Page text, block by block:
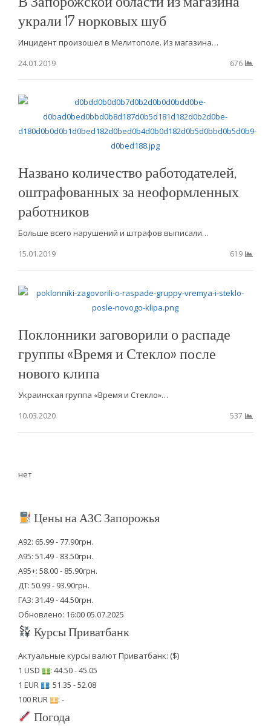
украли 17 норковых шуб
Инцидент произошел в Мелитополе. Из магазина…
24.01.2019
676
Названо количество работодателей,
оштрафованных за неоформленных
работников
Больше всего нарушений и штрафов выписали…
15.01.2019
619
Поклонники заговорили о распаде
группы «Время и Стекло» после
нового клипа
Украинская группа «Время и Стекло»…
10.03.2020
537
нет
Цены на АЗС Запорожья
А92: 65.99 - 77.90грн.
А95: 51.49 - 83.50грн.
А95+: 58.00 - 85.90грн.
ДТ: 50.99 - 93.90грн.
ГАЗ: 31.49 - 44.50грн.
Обновлено: 16:00 05.07.2025
Курсы Приватбанк
Актуальные курсы валют Приватбанк: ($)
1 USD
: 44.50 - 45.05
1 EUR
: 51.35 - 52.08
100 RUR
: -
Погода